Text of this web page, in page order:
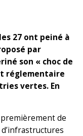
27 ont peiné à
par
son « choc de
réglementaire
vertes. En
premièrement de